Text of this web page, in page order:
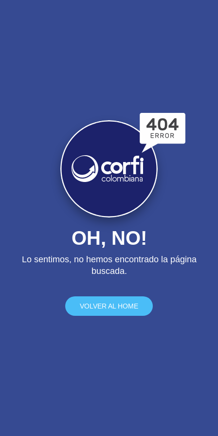
OH, NO!
Lo sentimos, no hemos encontrado la página
buscada.
VOLVER AL HOME